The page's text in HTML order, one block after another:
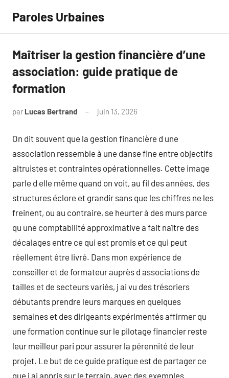
contenu
Paroles Urbaines
Maîtriser la gestion financière d’une
association: guide pratique de
formation
par Lucas Bertrand juin 13, 2026
On dit souvent que la gestion financière d une
association ressemble à une danse fine entre objectifs
altruistes et contraintes opérationnelles. Cette image
parle d elle même quand on voit, au fil des années, des
structures éclore et grandir sans que les chiffres ne les
freinent, ou au contraire, se heurter à des murs parce
qu une comptabilité approximative a fait naître des
décalages entre ce qui est promis et ce qui peut
réellement être livré. Dans mon expérience de
conseiller et de formateur auprès d associations de
tailles et de secteurs variés, j ai vu des trésoriers
débutants prendre leurs marques en quelques
semaines et des dirigeants expérimentés affirmer qu
une formation continue sur le pilotage financier reste
leur meilleur pari pour assurer la pérennité de leur
projet. Le but de ce guide pratique est de partager ce
que j ai appris sur le terrain, avec des exemples